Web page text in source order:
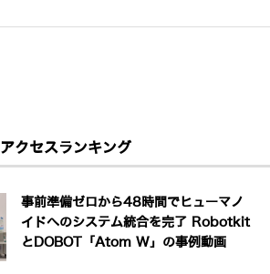
アクセスランキング
事前準備ゼロから48時間でヒューマノ
イドへのシステム統合を完了 Robotkit
とDOBOT「Atom W」の事例動画